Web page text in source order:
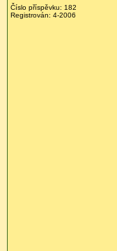
Číslo příspěvku: 182
Registrován: 4-2006